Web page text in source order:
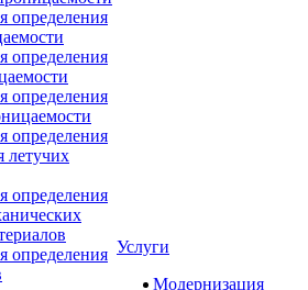
определения
определения
определения
определения
летучих
определения
определения Услуги
Модернизация